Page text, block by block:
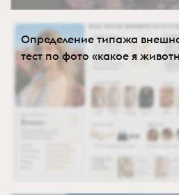
Определение типажа
тест по фото «какое я